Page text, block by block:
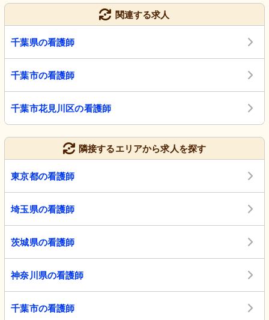
関連する求人
千葉県の看護師
千葉市の看護師
千葉市花見川区の看護師
隣接するエリアから求人を探す
東京都の看護師
埼玉県の看護師
茨城県の看護師
神奈川県の看護師
千葉市の看護師